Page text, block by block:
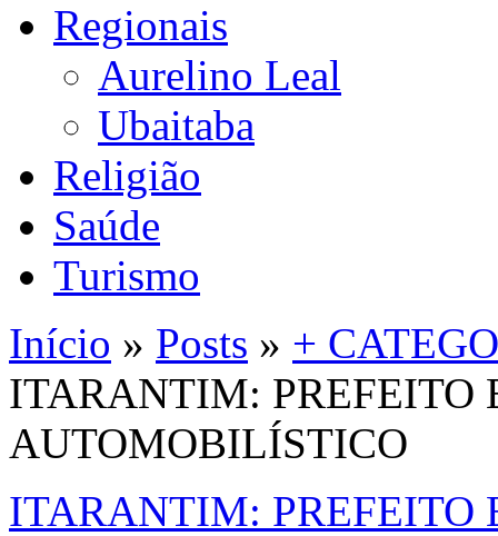
Regionais
Aurelino Leal
Ubaitaba
Religião
Saúde
Turismo
Início » Posts » +
ITARANTIM: PREFEITO
AUTOMOBILÍSTICO
ITARANTIM: PREFEITO